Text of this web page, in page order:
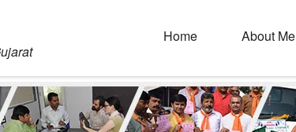
Home About Me